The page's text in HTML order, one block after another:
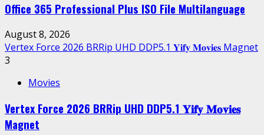
Office 365 Professional Plus ISO File Multilanguage
August 8, 2026
Vertex Force 2026 BRRip UHD DDP5.1 𝐘𝐢𝐟𝐲 𝐌𝐨𝐯𝐢𝐞𝐬 Magnet
3
Movies
Vertex Force 2026 BRRip UHD DDP5.1 𝐘𝐢𝐟𝐲 𝐌𝐨𝐯𝐢𝐞𝐬
Magnet